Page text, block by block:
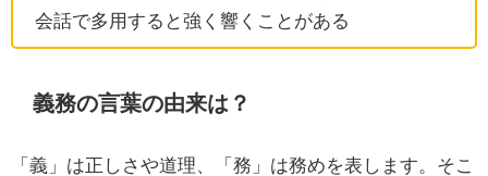
会話で多用すると強く響くことがある
義務の言葉の由来は？
「義」は正しさや道理、「務」は務めを表します。そこ